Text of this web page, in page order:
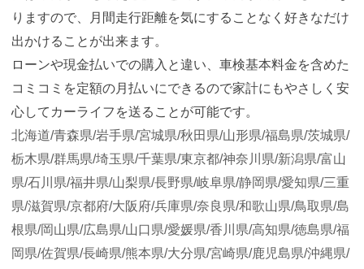
りますので、月間走行距離を気にすることなく好きなだけ
出かけることが出来ます。
ローンや現金払いでの購入と違い、車検基本料金を含めた
コミコミを定額の月払いにできるので家計にもやさしく安
心してカーライフを送ることが可能です。
北海道/青森県/岩手県/宮城県/秋田県/山形県/福島県/茨城県/
栃木県/群馬県/埼玉県/千葉県/東京都/神奈川県/新潟県/富山
県/石川県/福井県/山梨県/長野県/岐阜県/静岡県/愛知県/三重
県/滋賀県/京都府/大阪府/兵庫県/奈良県/和歌山県/鳥取県/島
根県/岡山県/広島県/山口県/愛媛県/香川県/高知県/徳島県/福
岡県/佐賀県/長崎県/熊本県/大分県/宮崎県/鹿児島県/沖縄県/